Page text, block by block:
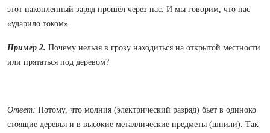
этот накопленный заряд прошёл через нас. И мы говорим, что нас
«ударило током».
Пример 2. Почему нельзя в грозу находиться на открытой местности
или прятаться под деревом?
Ответ: Потому, что молния (электрический разряд) бьет в одиноко
стоящие деревья и в высокие металлические предметы (шпили). Так